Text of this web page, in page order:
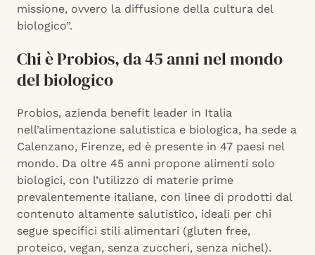
missione, ovvero la diffusione della cultura del
biologico”.
Chi è Probios, da 45 anni nel mondo
del biologico
Probios, azienda benefit leader in Italia
nell’alimentazione salutistica e biologica, ha sede a
Calenzano, Firenze, ed è presente in 47 paesi nel
mondo. Da oltre 45 anni propone alimenti solo
biologici, con l’utilizzo di materie prime
prevalentemente italiane, con linee di prodotti dal
contenuto altamente salutistico, ideali per chi
segue specifici stili alimentari (gluten free,
proteico, vegan, senza zuccheri, senza nichel).